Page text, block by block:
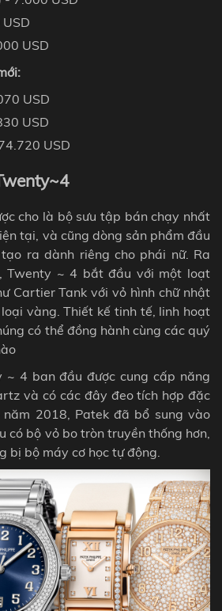
USD
USD
:
USD
USD
.720 USD
cho là bộ sưu tập bán chạy nhất
tại, và cũng dòng sản phẩm đầu
ra dành riêng cho phái nữ. Ra
Twenty ~ 4 bắt đầu với một loạt
Cartier Tank với vỏ hình chữ nhật
vàng. Thiết kế tinh tế, linh hoạt
có thể đồng hành cùng các quý
~ 4 ban đầu được cung cấp năng
và có các đây đeo tích hợp đặc
năm 2018, Patek đã bổ sung vào
có bộ vỏ bo tròn truyền thống hơn,
bị bộ máy cơ học tự động.